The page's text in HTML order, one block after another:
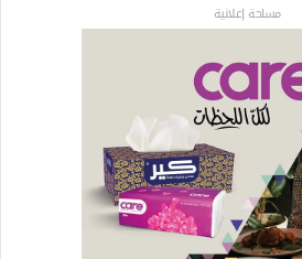
مساحة إعلانية